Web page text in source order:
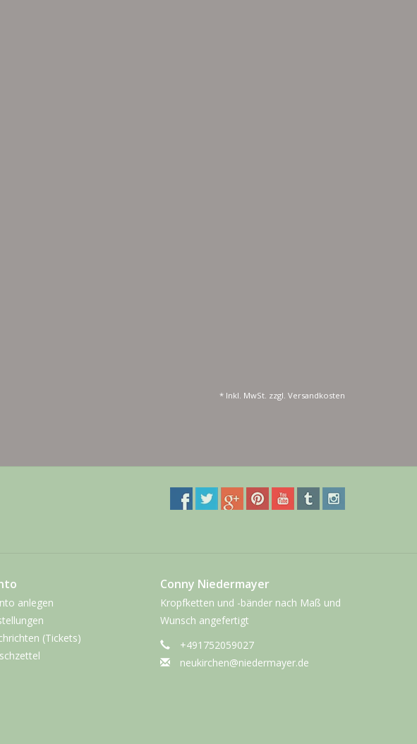
* Inkl. MwSt. zzgl. Versandkosten
anlegen
(Tickets)
Conny Niedermayer
Kropfketten und -bänder nach Maß und
Wunsch angefertigt
+491752059027
neukirchen@niedermayer.de